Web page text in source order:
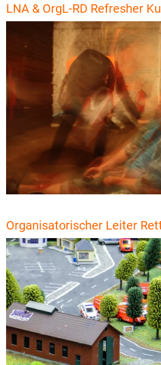
LNA & OrgL-RD Refresher
Organisatorischer Leiter